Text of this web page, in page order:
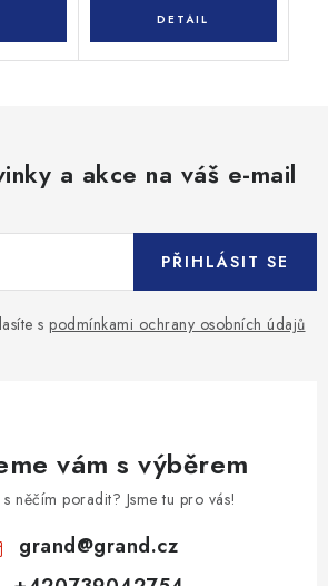
a akce na váš e-mail
s podmínkami ochrany osobních údajů
PŘIHLÁSIT SE
vám s výběrem
něčím poradit? Jsme tu pro vás!
grand@grand.cz